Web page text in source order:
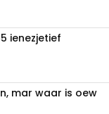
ienezjetief
mar waar is oew